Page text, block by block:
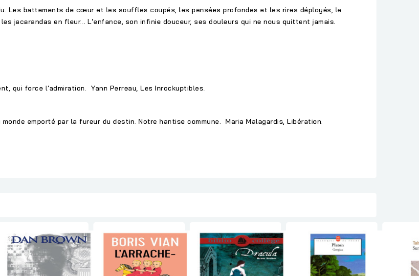
Les battements de cœur et les souffles coupés, les pensées profondes et les rires déployés, le
jacarandas en fleur... L'enfance, son infinie douceur, ses douleurs qui ne nous quittent jamais.
qui force l’admiration. Yann Perreau, Les Inrockuptibles.
emporté par la fureur du destin. Notre hantise commune. Maria Malagardis, Libération.